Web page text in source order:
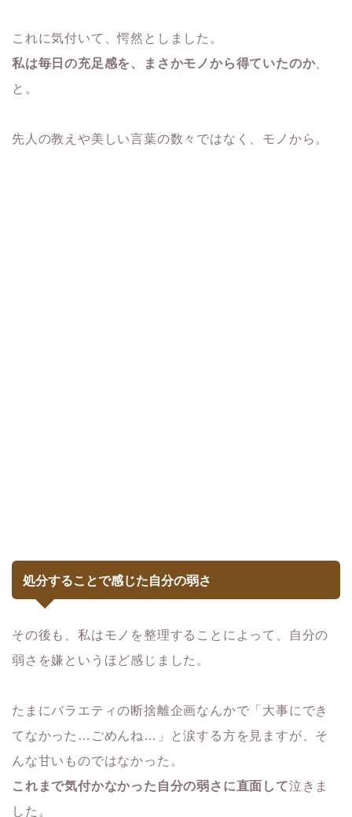
これに気付いて、愕然としました。
私は毎日の充足感を、まさかモノから得ていたのか、
と。
先人の教えや美しい言葉の数々ではなく、モノから。
処分することで感じた自分の弱さ
その後も、私はモノを整理することによって、自分の
弱さを嫌というほど感じました。
たまにバラエティの断捨離企画なんかで「大事にでき
てなかった…ごめんね…」と涙する方を見ますが、そ
んな甘いものではなかった。
これまで気付かなかった自分の弱さに直面して泣きま
した。